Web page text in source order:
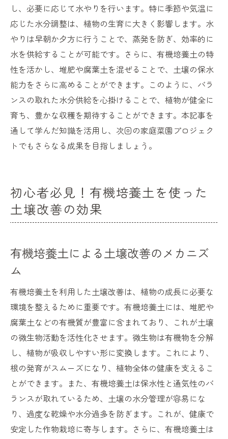
し、必要に応じて水やりを行います。特に季節や気温に
応じた水分調整は、植物の生育に大きく影響します。水
やりは早朝か夕方に行うことで、蒸発を防ぎ、効率的に
水を供給することが可能です。さらに、有機培養土の特
性を活かし、堆肥や腐葉土を混ぜることで、土壌の保水
能力をさらに高めることができます。このように、バラ
ンスの取れた水分供給を心掛けることで、植物が健全に
育ち、豊かな収穫を期待することができます。本記事を
通して学んだ知識を活用し、次回の家庭菜園プロジェク
トでもさらなる成果を目指しましょう。
初心者必見！有機培養土を使った
土壌改善の効果
有機培養土による土壌改善のメカニズ
ム
有機培養土を利用した土壌改善は、植物の成長に必要な
環境を整えるために重要です。有機培養土には、堆肥や
腐葉土などの有機質が豊富に含まれており、これが土壌
の微生物活動を活性化させます。微生物は有機物を分解
し、植物が吸収しやすい形に変換します。これにより、
根の発育がスムーズになり、植物全体の健康を支えるこ
とができます。また、有機培養土は保水性と通気性のバ
ランスが取れているため、土壌の水分管理が容易にな
り、過度な乾燥や水分過多を防ぎます。これが、健康で
安定した作物栽培に寄与します。さらに、有機培養土は